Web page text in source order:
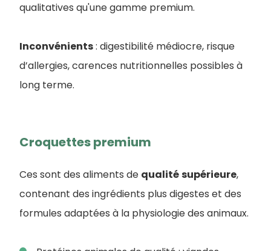
qualitatives qu'une gamme premium.
Inconvénients: digestibilité médiocre, risque
d’allergies, carences nutritionnelles possibles à
long terme.
Croquettes premium
Ces sont des aliments de qualitésupérieure,
contenant des ingrédients plus digestes et des
formules adaptées à la physiologie des animaux.